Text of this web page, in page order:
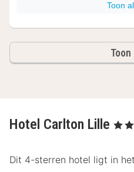
Toon
Hotel Carlton Lille , 4
Dit 4-sterren hotel ligt in